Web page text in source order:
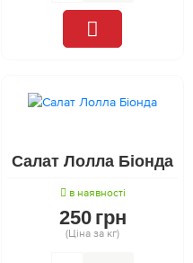
Салат Лолла Біонда
в наявності
250 грн
(Ціна за кг)